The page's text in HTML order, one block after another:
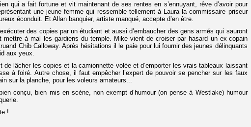
qui a fait fortune et vit maintenant de ses rentes en s’ennuyant, rêve d’avoir pour
une jeune femme qui ressemble tellement à Laura la commissaire priseur
éconduit. Et Allan banquier, artiste manqué, accepte d’en être.
exécuter des copies par un étudiant et aussi d’embaucher des gens armés qui sauront
mettre à mal les gardiens du temple. Mike vient de croiser par hasard un ex-copain
Chib Calloway. Après hésitations il le paie pour lui fournir des jeunes délinquants
aux yeux.
de lâcher les copies et la camionnette volée et d’emporter les vrais tableaux laissant
à foiré. Autre chose, il faut empêcher l’expert de pouvoir se pencher sur les faux
sur la planche, pour les voleurs amateurs...
conçu, bien mis en scène, non exempt d’humour (on pense à Westlake) humour
!